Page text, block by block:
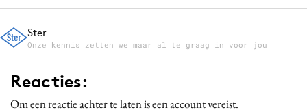
Ster
Onze kennis zetten we maar al te graag in voor jou
Reacties:
Om een reactie achter te laten is een account vereist.